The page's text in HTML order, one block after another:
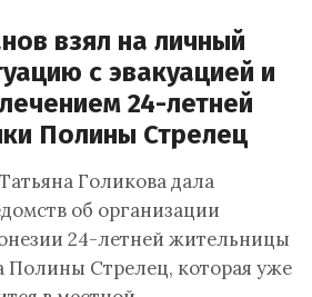
взял на личный
с эвакуацией и
24-летней
Полины Стрелец
Голикова дала
об организации
24-летней жительницы
Полины Стрелец, которая уже